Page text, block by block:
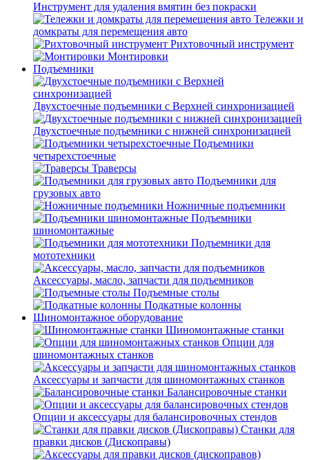
Инструмент для удаления вмятин без покраски
Тележки и
домкраты для перемещения авто
Рихтовочный инструмент
Монтировки
Подъемники
Двухстоечные подъемники с Верхней синхронизацией
Двухстоечные подъемники с нижней синхронизацией
Подъемники
четырехстоечные
Траверсы
Подъемники для
грузовых авто
Ножничные подъемники
Подъемники
шиномонтажные
Подъемники для
мототехники
Аксессуары, масло, запчасти для подъемников
Подъемные столы
Подкатные колонны
Шиномонтажное оборудование
Шиномонтажные станки
Опции для
шиномонтажных станков
Аксессуары и запчасти для шиномонтажных станков
Балансировочные станки
Опции и аксессуары для балансировочных стендов
Станки для
правки дисков (Дископравы)